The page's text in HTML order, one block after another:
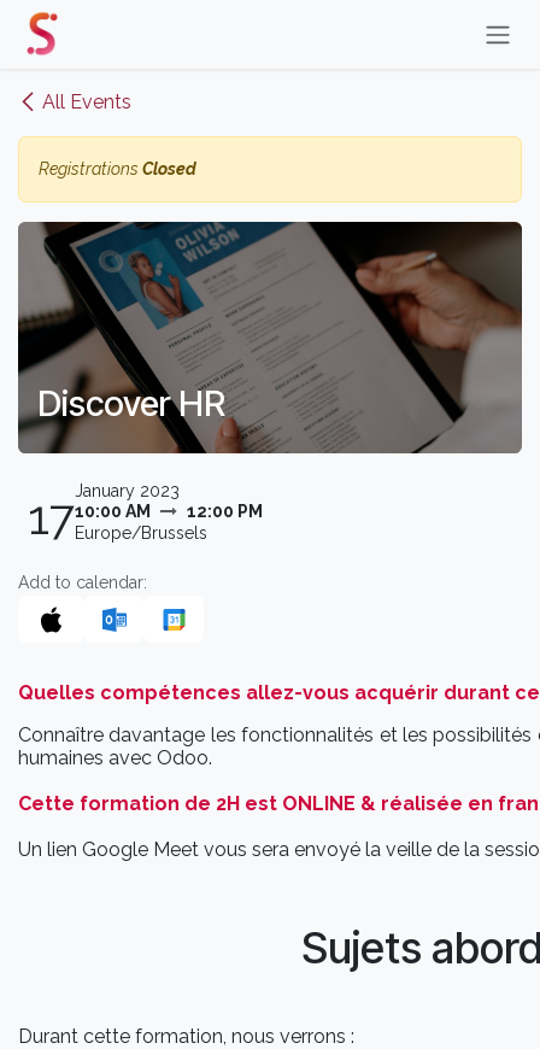
Skip to Content
All Events
Registrations Closed
Discover HR
17January 2023
10:00 AM
12:00 PM
Europe/Brussels
Add to calendar:
Quelles compétences allez-vous acquérir durant
Connaître davantage les fonctionnalités et les
humaines avec Odoo.
Cette formation de 2H est ONLINE & réalisée en
Un lien Google Meet vous sera envoyé la veille de la
Sujets
Durant cette formation, nous verrons :